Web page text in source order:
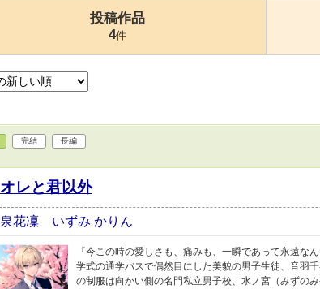
投稿作品
4件
完結 長編
オレと君以外
泉花凜 いずみ かりん
『今この時の愛しさも、痛みも、一瞬であって永遠
学式の通学バスで偶然目にした美貌の男子生徒、音
の制服は向かい側の名門私立男子校、水ノ宮（みずの